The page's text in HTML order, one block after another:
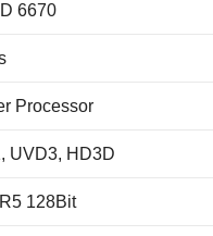
6670
Processor
UVD3, HD3D
128Bit